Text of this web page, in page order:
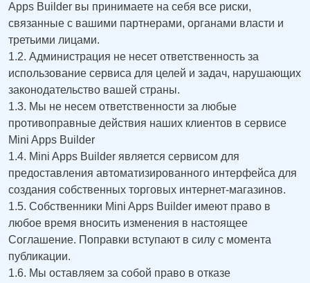
Apps Builder вы принимаете на себя все риски,
связанные с вашими партнерами, органами власти и
третьими лицами.
1.2. Администрация не несет ответственность за
использование сервиса для целей и задач, нарушающих
законодательство вашей страны.
1.3. Мы не несем ответственности за любые
противоправные действия наших клиентов в сервисе
Mini Apps Builder
1.4. Mini Apps Builder является сервисом для
предоставления автоматизированного интерфейса для
создания собственных торговых интернет-магазинов.
1.5. Собственники Mini Apps Builder имеют право в
любое время вносить изменения в настоящее
Соглашение. Поправки вступают в силу с момента
публикации.
1.6. Мы оставляем за собой право в отказе